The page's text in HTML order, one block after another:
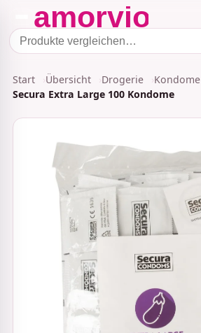
Start Übersicht Drogerie
Kondome
Secura Extra Large 100 Kondome